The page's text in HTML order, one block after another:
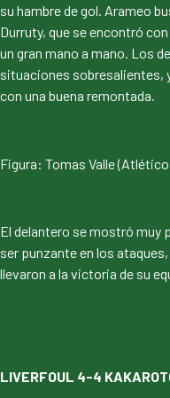
su hambre de gol. Arameo
Durruty, que se encontró
un gran mano a mano. Los
situaciones sobresalientes,
con una buena remontada.
Figura: Tomas Valle
El delantero se mostró muy
ser punzante en los
llevaron a la victoria de su
LIVERFOUL 4-4